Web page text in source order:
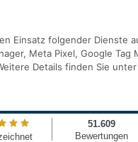
Einsatz folgender Dienste
Meta Pixel, Google Tag
Details finden Sie unter